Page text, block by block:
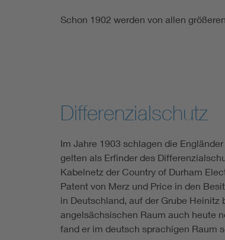
Schon 1902 werden von allen
Differenzialschutz
Im Jahre 1903 schlagen die
gelten als Erfinder des
Kabelnetz der Country of Durham
Patent von Merz und Price in den
in Deutschland, auf der Grube Heinitz
angelsächsischen Raum auch heute
fand er im deutsch sprachigen Raum